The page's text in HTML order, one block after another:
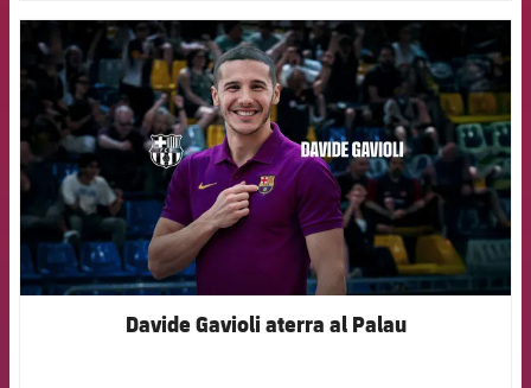
FCB Barcelona badge
Davide Gavioli aterra al Palau